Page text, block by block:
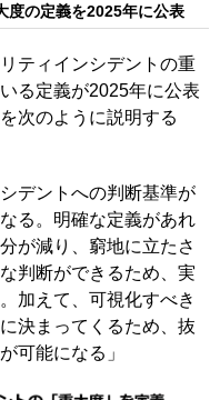
度の定義を2025年に公表
ティインシデントの重
る定義が2025年に公表
次のように説明する
デントへの判断基準が
る。明確な定義があれ
が減り、窮地に立たさ
判断ができるため、実
加えて、可視化すべき
決まってくるため、抜
可能になる」